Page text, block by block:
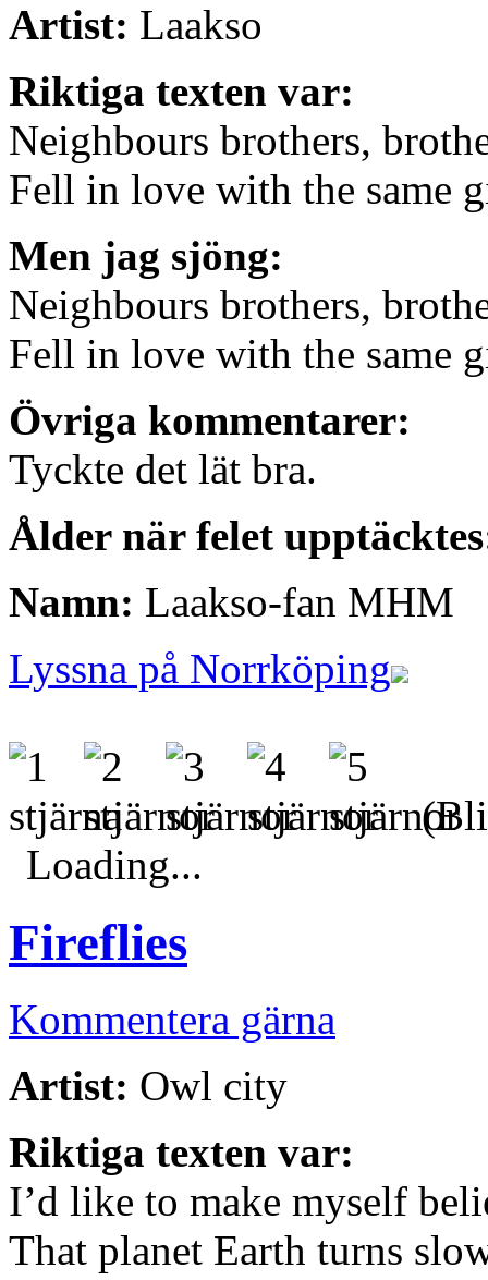
Artist: Laakso
Riktiga texten var:
Neighbours brothers,
Fell in love with the same
Men jag sjöng:
Neighbours brothers,
Fell in love with the same
Övriga kommentarer:
Tyckte det lät bra.
Ålder när felet
Namn: Laakso-fan MHM
Lyssna på Norrköping
(Bli
Loading...
Fireflies
Kommentera gärna
Artist: Owl city
Riktiga texten var:
I’d like to make myself
That planet Earth turns